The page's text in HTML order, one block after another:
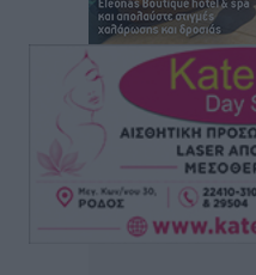
Τοπικές Ειδήσεις• πριν 8 ώρες
Χωρίς υποχρεωτική
Αθλητικά πριν 8 ώρες
Ο Πελεκάνος, οι
που κανείς δεν ρώτησε
Δημο-Κρίσεις• πριν 8 ώρες